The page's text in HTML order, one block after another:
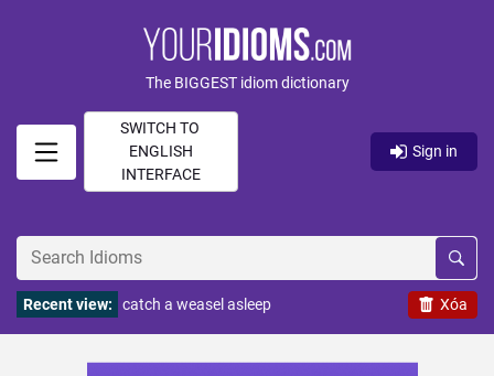
The BIGGEST idiom dictionary
SWITCH TO
ENGLISH
INTERFACE
Sign in
Xóa
Recent view: catch a weasel asleep